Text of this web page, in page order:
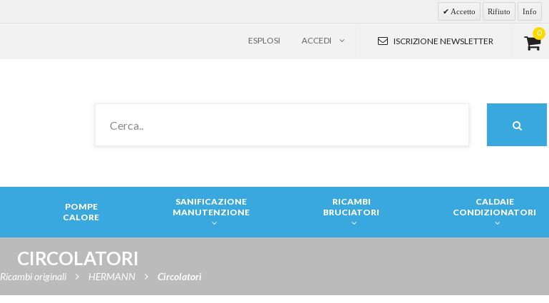
Accetto Rifiuto Info
0
ISCRIZIONE NEWSLETTER
ACCEDI
ESPLOSI
POMPE
CALORE
SANIFICAZIONE
MANUTENZIONE
RICAMBI
BRUCIATORI
CALDAIE
CONDIZIONATORI
CIRCOLATORI
Ricambi originali HERMANN Circolatori